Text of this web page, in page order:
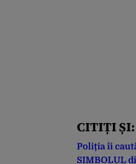
CITIȚI ȘI:
Poliția îi
SIMBOLUL